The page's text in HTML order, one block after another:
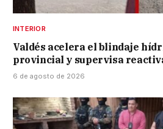
INTERIOR
Valdés acelera el blindaje
provincial y supervisa
6 de agosto de 2026